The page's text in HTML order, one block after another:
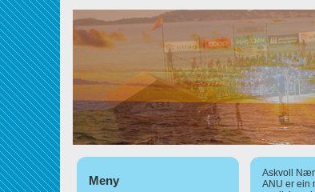
Meny
Askvoll
ANU er ein